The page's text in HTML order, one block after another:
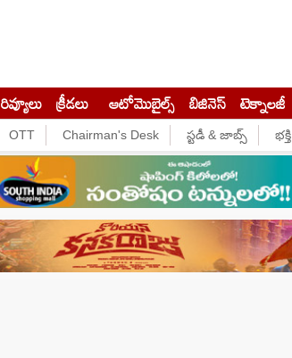
రివ్యూలు క్రీడలు ఆటోమొబైల్స్ బిజినెస్‌ టెక్నాలజీ
OTT Chairman's Desk స్టడీ & జాబ్స్ భక్తి